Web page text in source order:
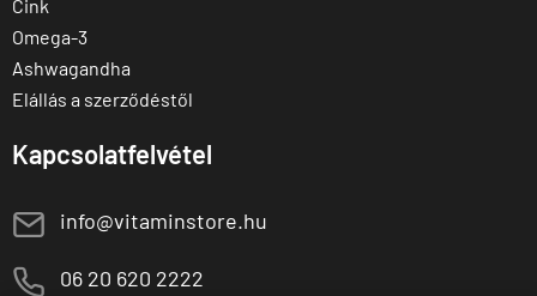
Cink
Omega-3
Ashwagandha
Elállás a szerződéstől
Kapcsolatfelvétel
E info@vitaminstore.hu
M 06 20 620 2222